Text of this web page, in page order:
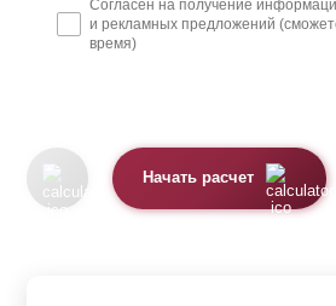
Согласен на получение
и рекламных предложений
время)
Начать расчет